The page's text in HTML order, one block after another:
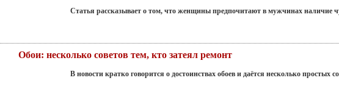
Статья рассказывает о том, что женщины предпочитают в мужчинах наличие
Обои: несколько советов тем, кто затеял ремонт
В новости кратко говорится о достоинствах обоев и даётся несколько